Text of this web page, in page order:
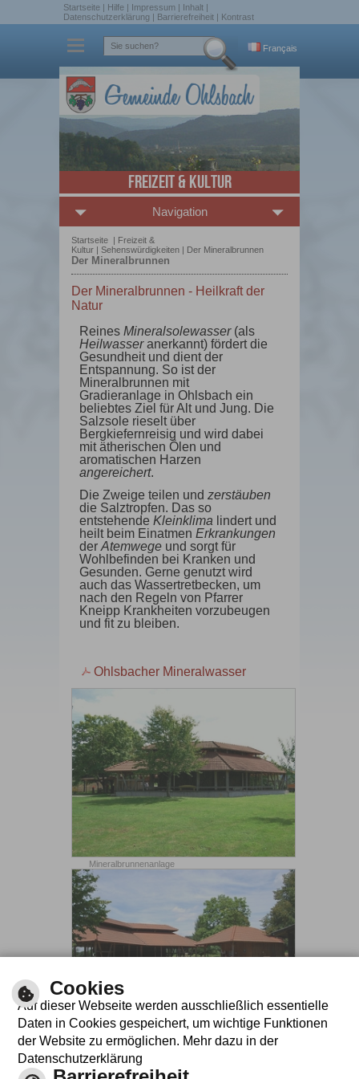
Startseite | Hilfe | Impressum | Inhalt |
Datenschutzerklärung | Barrierefreiheit | Kontrast
Français
Freizeit & Kultur
Navigation
Startseite | Freizeit &
Kultur | Sehenswürdigkeiten | Der Mineralbrunnen
Der Mineralbrunnen
Der Mineralbrunnen - Heilkraft der
Natur
Reines Mineralsolewasser(als
Heilwasseranerkannt) fördert die
Gesundheit und dient der
Entspannung. So ist der
Mineralbrunnen mit
Gradieranlage in Ohlsbach ein
beliebtes Ziel für Alt und Jung. Die
Salzsole rieselt über
Bergkiefernreisig und wird dabei
mit ätherischen Ölen und
aromatischen Harzen
angereichert.
Die Zweige teilen und zerstäuben
die Salztropfen. Das so
entstehende Kleinklima lindert und
heilt beim Einatmen Erkrankungen
der Atemwege und sorgt für
Wohlbefinden bei Kranken und
Gesunden. Gerne genutzt wird
auch das Wassertretbecken, um
nach den Regeln von Pfarrer
Kneipp Krankheiten vorzubeugen
und fit zu bleiben.
Ohlsbacher Mineralwasser
Mineralbrunnenanlage
Sitzgelegenheit vor Mineralbrunnen
Leichte
Cookies
Auf dieser Webseite werden ausschließlich essentielle
Daten in Cookies gespeichert, um wichtige Funktionen
der Website zu ermöglichen. Mehr dazu in der
Datenschutzerklärung